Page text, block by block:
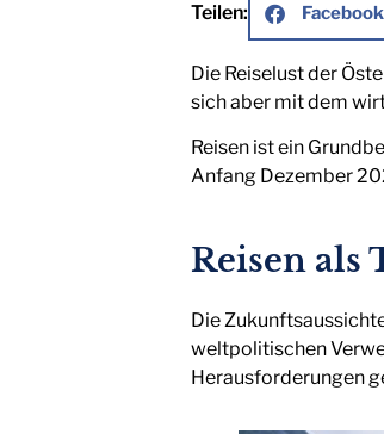
Teilen: Facebook
Die Reiselust der
sich aber mit dem
Reisen ist ein
Anfang Dezember
Reisen
Die
weltpolitischen
Herausforderungen